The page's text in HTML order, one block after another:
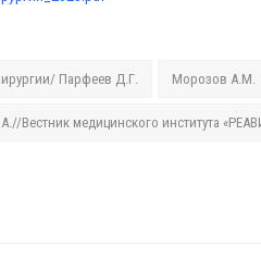
Парфеев Д.Г. Морозов А.М.
Вестник медицинского института